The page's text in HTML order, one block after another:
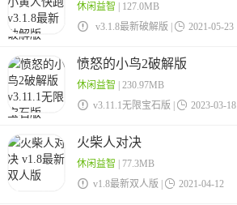
休闲益智 | 127.0MB
 v3.1.8最新破解版 |  2021-05-23
愤怒的小鸟2破解版
休闲益智 | 230.97MB
 v3.11.1无限宝石版 |  2023-03-18
火柴人对决
休闲益智 | 77.3MB
 v1.8最新双人版 |  2021-04-12